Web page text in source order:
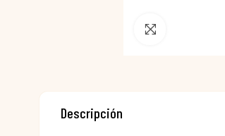
Descripción